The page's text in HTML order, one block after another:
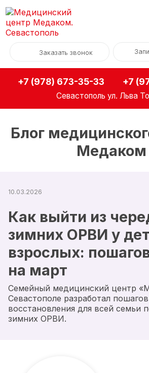
Заказать звонок
+7 (978) 673-35-33 +7
Севастополь ул. Льва
Блог
Медаком
10.03.2026
Как выйти из
зимних ОРВИ у
взрослых:
на март
Семейный медицинский центр
Севастополе разработал
восстановления для всей семьи
зимних ОРВИ.